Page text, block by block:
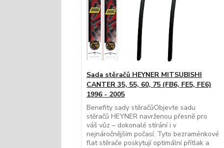
Sada stěračů HEYNER MITSUBISHI
CANTER 35, 55, 60, 75 (FB6, FE5, FE6)
1996 - 2005
Benefity sady stěračůObjevte sadu
stěračů HEYNER navrženou přesně pro
váš vůz – dokonalé stírání i v
nejnáročnějším počasí. Tyto bezraménkové
flat stěrače poskytují optimální přítlak a